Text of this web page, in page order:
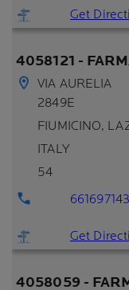
Get
4058121 -
VIA AURELIA
2849E
FIUMICINO,
ITALY
54
661697143
Get
4058059 -